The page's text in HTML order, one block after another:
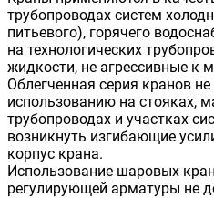
трубопроводах систем
питьевого), горячего
на технологических
жидкости, не агрессивные к
Облегченная серия кранов
использованию на стояках,
трубопроводах и участках
возникнуть изгибающие
корпус крана.
Использование шаровых
регулирующей арматуры не